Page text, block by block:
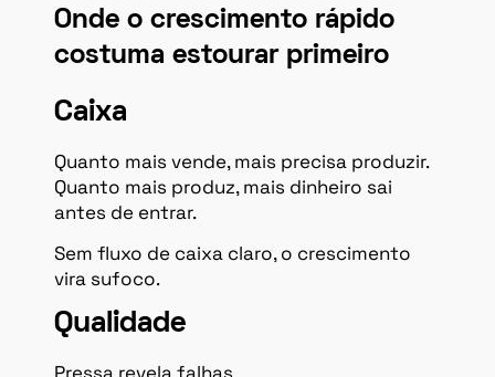
Onde o crescimento rápido
costuma estourar primeiro
Caixa
Quanto mais vende, mais precisa produzir.
Quanto mais produz, mais dinheiro sai
antes de entrar.
Sem fluxo de caixa claro, o crescimento
vira sufoco.
Qualidade